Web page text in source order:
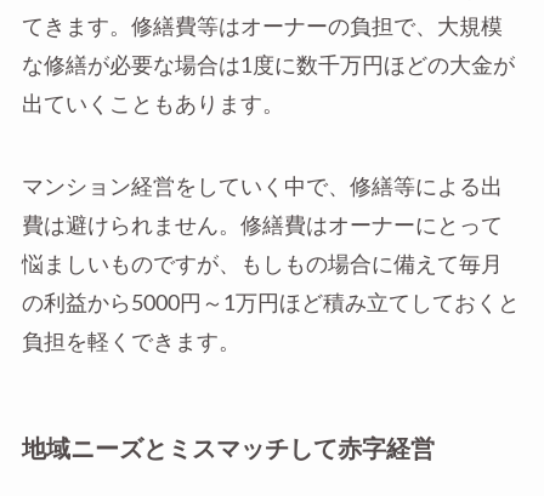
てきます。修繕費等はオーナーの負担で、大規模
な修繕が必要な場合は1度に数千万円ほどの大金が
出ていくこともあります。
マンション経営をしていく中で、修繕等による出
費は避けられません。修繕費はオーナーにとって
悩ましいものですが、もしもの場合に備えて毎月
の利益から5000円～1万円ほど積み立てしておくと
負担を軽くできます。
地域ニーズとミスマッチして赤字経営